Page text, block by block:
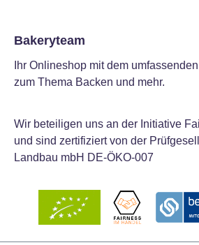
Bakeryteam
Ihr Onlineshop mit dem
zum Thema Backen und mehr.
Wir beteiligen uns an der Initiative
und sind zertifiziert von der
Landbau mbH DE-ÖKO-007